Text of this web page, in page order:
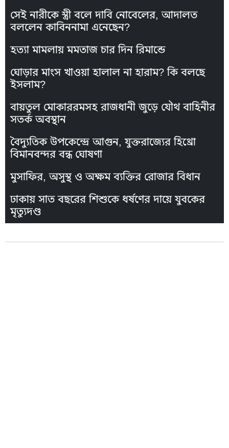
সেই নারীকে স্ত্রী বলে দাবি নোবেলের, আদালত
বললেন কাবিননামা এনেছেন?
হত্যা মামলায় মমতাজ চার দিন রিমান্ডে
ঘোড়ার মাংস খাওয়া হালাল না হারাম? কি বলছে
ইসলাম?
বায়তুল মোকাররমসহ রাজধানী জুড়ে যৌথ বাহিনীর
সতর্ক অবস্থান
বৈদ্যুতিক উপকেন্দ্রে আগুন, যুক্তরাজ্যের হিথ্রো
বিমানবন্দর বন্ধ ঘোষণা
মুসাফির, অসুস্থ ও অক্ষম ব্যক্তির রোজার বিধান
ঢাকায় সাত বছরের শিশুকে ধর্ষণের দায়ে যুবকের
মৃত্যুদণ্ড